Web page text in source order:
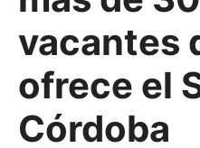
vacantes
ofrece el
Córdoba